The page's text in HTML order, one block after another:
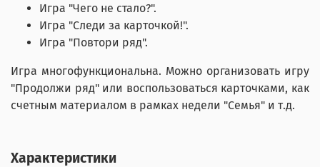
Игра "Чего не стало?".
Игра "Следи за карточкой!".
Игра "Повтори ряд".
Игра многофункциональна. Можно организовать игру
"Продолжи ряд" или воспользоваться карточками, как
счетным материалом в рамках недели "Семья" и т.д.
Характеристики